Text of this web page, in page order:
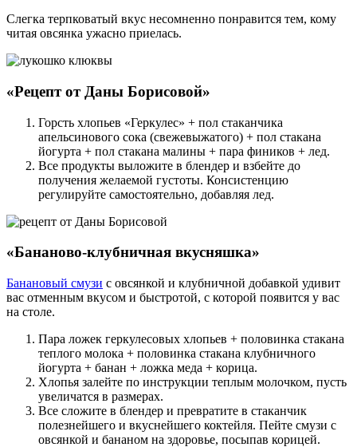
Слегка терпковатый вкус несомненно понравится тем, кому
читая овсянка ужасно приелась.
«Рецепт от Даны Борисовой»
Горсть хлопьев «Геркулес» + пол стаканчика
апельсинового сока (свежевыжатого) + пол стакана
йогурта + пол стакана малины + пара фиников + лед.
Все продукты выложите в блендер и взбейте до
получения желаемой густоты. Консистенцию
регулируйте самостоятельно, добавляя лед.
«Бананово-клубничная вкусняшка»
Банановый смузи с овсянкой и клубничной добавкой удивит
вас отменным вкусом и быстротой, с которой появится у вас
на столе.
Пара ложек геркулесовых хлопьев + половинка стакана
теплого молока + половинка стакана клубничного
йогурта + банан + ложка меда + корица.
Хлопья залейте по инструкции теплым молочком, пусть
увеличатся в размерах.
Все сложите в блендер и превратите в стаканчик
полезнейшего и вкуснейшего коктейля. Пейте смузи с
овсянкой и бананом на здоровье, посыпав корицей.